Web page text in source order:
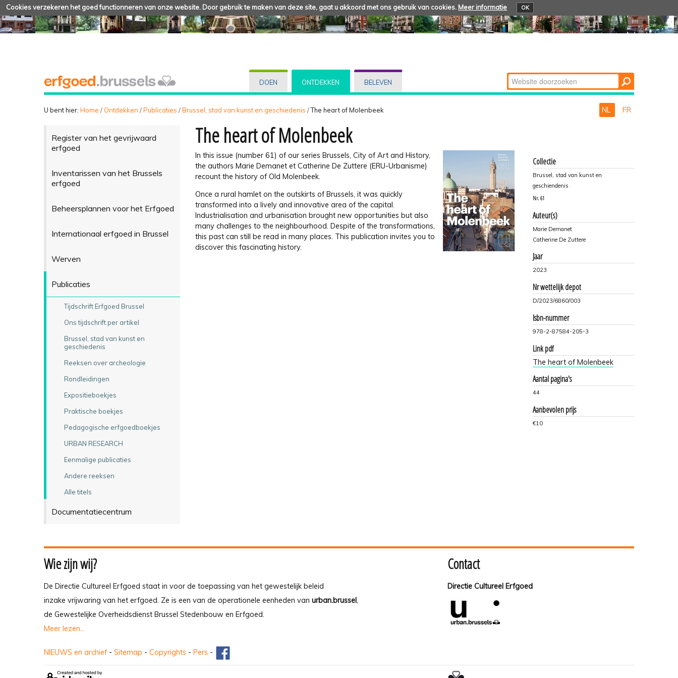
Cookies verzekeren het goed functionneren van onze website. Door gebruik te maken van deze site, gaat u akkoord met ons gebruik van cookies. Meer informatie OK
DOEN ONTDEKKEN BELEVEN Zoek
Geavanceerd
U bent hier: Home / Ontdekken /Publicaties /Brussel, stad van kunst en geschiedenis /The heart of Molenbeek NL FR
Register van het gevrijwaard
erfgoed
Inventarissen van het Brussels
erfgoed
Beheersplannen voor het Erfgoed
Internationaal erfgoed in Brussel
Werven
Publicaties
Tijdschrift Erfgoed Brussel
Ons tijdschrift per artikel
Brussel, stad van kunst en
geschiedenis
Reeksen over archeologie
Rondleidingen
Expositieboekjes
Praktische boekjes
Pedagogische erfgoedboekjes
URBAN RESEARCH
Eenmalige publicaties
Andere reeksen
Alle titels
Documentatiecentrum
The heart of Molenbeek
In this issue (number 61) of our series Brussels, City of Art and History,
the authors Marie Demanet et Catherine De Zuttere (ERU-Urbanisme)
recount the history of Old Molenbeek.
Once a rural hamlet on the outskirts of Brussels, it was quickly
transformed into a lively and innovative area of the capital.
Industrialisation and urbanisation brought new opportunities but also
many challenges to the neighbourhood. Despite of the transformations,
this past can still be read in many places. This publication invites you to
discover this fascinating history.
Collectie
Brussel, stad van kunst en
geschiendenis
Nr. 61
Auteur(s)
Marie Demanet
Catherine De Zuttere
Jaar
2023
Nr wettelijk depot
D/2023/6860/003
Isbn-nummer
978-2-87584-205-3
Link pdf
The heart of Molenbeek
Aantal pagina's
44
Aanbevolen prijs
€10
Wie zijn wij?
De Directie Cultureel Erfgoed staat in voor de toepassing van het gewestelijk beleid
inzake vrijwaring van het erfgoed. Ze is een van de operationele eenheden van urban.brussel,
de Gewestelijke Overheidsdienst Brussel Stedenbouw en Erfgoed.
Meer lezen...
Contact
Directie Cultureel Erfgoed
NIEUWS en archief - Sitemap - Copyrights - Pers -